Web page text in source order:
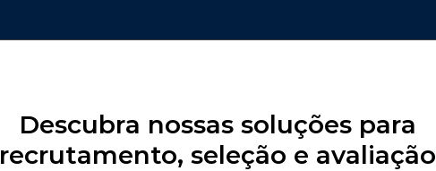
Descubra nossas soluções para
recrutamento, seleção e avaliação